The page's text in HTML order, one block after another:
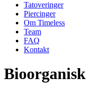
Tatoveringer
Piercinger
Om Timeless
Team
FAQ
Kontakt
Bioorganisk